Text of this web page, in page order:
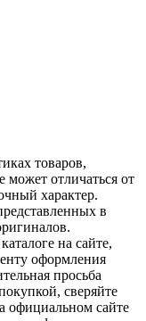
товаров,
может отличаться от
характер.
в
на сайте,
оформления
просьба
сверяйте
официальном сайте